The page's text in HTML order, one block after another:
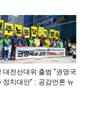
대전선대위 출범 “권영국
정치대안” :: 공감언론 뉴